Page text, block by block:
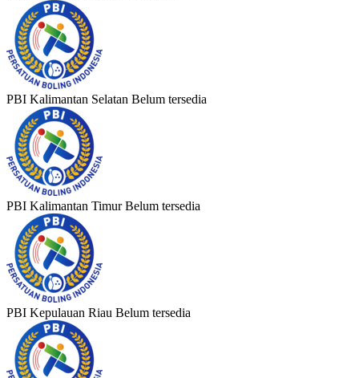
PBI Kalimantan Selatan Belum tersedia
PBI Kalimantan TimurBelum tersedia
PBI Kepulauan Riau Belum tersedia